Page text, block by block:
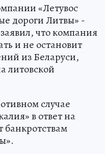
«Летувос
дороги Литвы» -
что компания
и не остановит
из Беларуси,
литовской
случае
в ответ на
банкротствам